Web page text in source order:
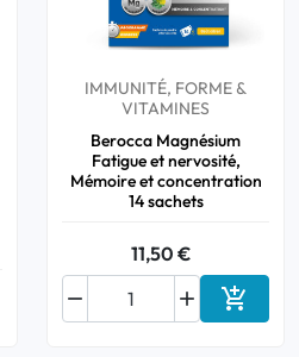
IMMUNITÉ, FORME &
VITAMINES
Berocca Magnésium
Fatigue et nervosité,
Mémoire et concentration
14 sachets
11,50 €

 